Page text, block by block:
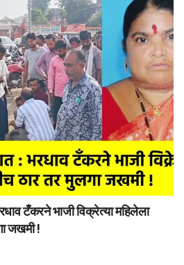
टँकरने भाजी विक्रेत्या महिलेला
जखमी !